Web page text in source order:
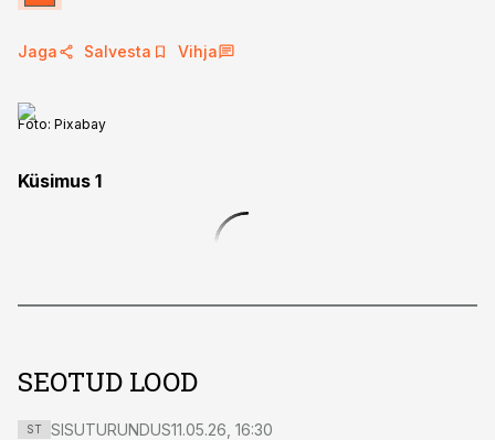
Jaga Salvesta Vihja
Foto: Pixabay
Küsimus 1
SEOTUD LOOD
ST SISUTURUNDUS11.05.26, 16:30